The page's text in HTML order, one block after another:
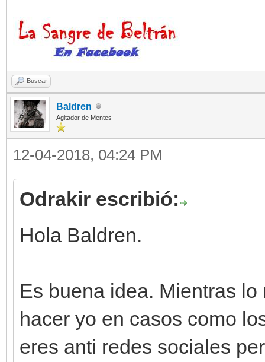
Buscar
Baldren
Agitador de Mentes
12-04-2018, 04:24 PM
Odrakir escribió:
Hola Baldren.
Es buena idea. Mientras
hacer yo en casos como
eres anti redes sociales